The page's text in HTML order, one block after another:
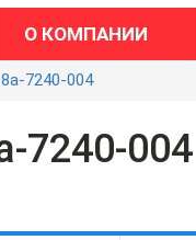
О КОМПАНИИ
7240-004
7240-004